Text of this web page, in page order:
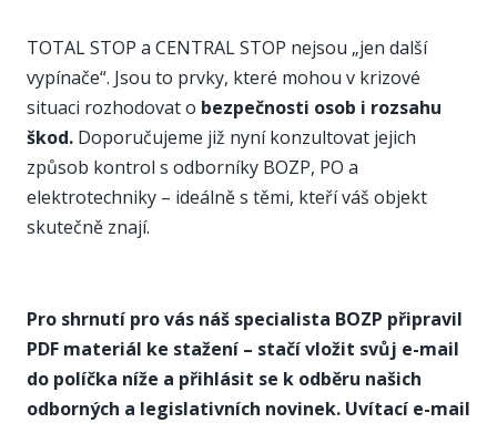
TOTAL STOP a CENTRAL STOP nejsou „jen další
vypínače“. Jsou to prvky, které mohou v krizové
situaci rozhodovat o bezpečnosti osob i rozsahu
škod. Doporučujeme již nyní konzultovat jejich
způsob kontrol s odborníky BOZP, PO a
elektrotechniky – ideálně s těmi, kteří váš objekt
skutečně znají.
Pro shrnutí pro vás náš specialista BOZP připravil
PDF materiál ke stažení – stačí vložit svůj e-mail
do políčka níže a přihlásit se k odběru našich
odborných a legislativních novinek. Uvítací e-mail